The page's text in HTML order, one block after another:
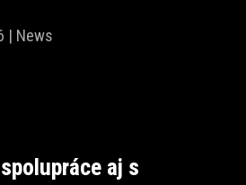
| News
aj s